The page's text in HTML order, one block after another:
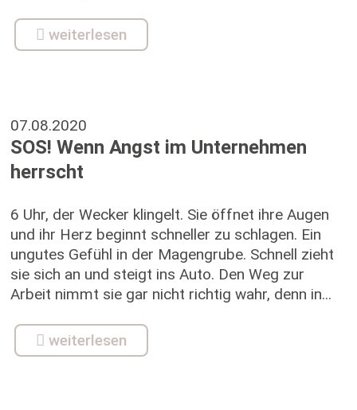
weiterlesen
07.08.2020
SOS! Wenn Angst im Unternehmen
herrscht
6 Uhr, der Wecker klingelt. Sie öffnet ihre Augen
und ihr Herz beginnt schneller zu schlagen. Ein
ungutes Gefühl in der Magengrube. Schnell zieht
sie sich an und steigt ins Auto. Den Weg zur
Arbeit nimmt sie gar nicht richtig wahr, denn in...
weiterlesen